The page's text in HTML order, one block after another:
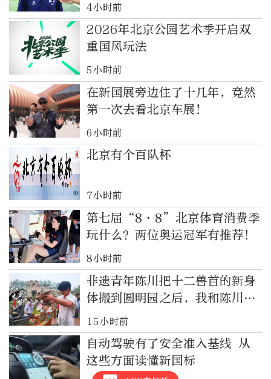
4小时前
2026年北京公园艺术季开启双
重国风玩法
5小时前
在新国展旁边住了十几年，竟然
第一次去看北京车展！
6小时前
北京有个百队杯
7小时前
第七届“8·8”北京体育消费季
玩什么？两位奥运冠军有推荐！
8小时前
非遗青年陈川把十二兽首的新身
体搬到圆明园之后，我和陈川同
学有个约定……
15小时前
自动驾驶有了安全准入基线 从
这些方面读懂新国标